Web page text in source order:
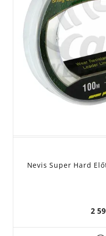
Nevis Super Hard
2